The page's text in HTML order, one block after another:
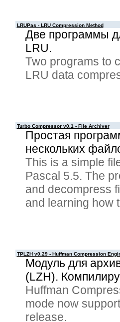
LRUPas - LRU Compression Method
Две программы
LRU.
Two programs to
LRU data
Turbo Compressor v0.1 - File Archiver
Простая
нескольких
This is a simple
Pascal 5.5. The
and decompress
and learning how
TPLZH v0.29 - Huffman Compression
Модуль для
(LZH).
Huffman
mode now
release.